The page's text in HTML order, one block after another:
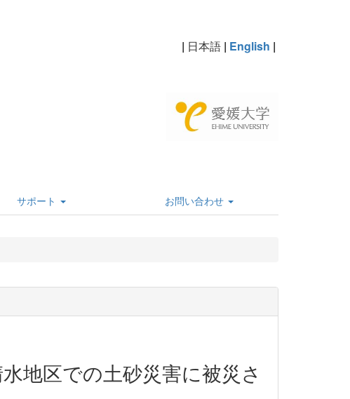
| 日本語 | English |
サポート お問い合わせ
地区での土砂災害に被災さ